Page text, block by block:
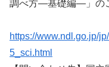
調べ方―基礎編―」の
https://www.ndl.go.jp/
5_sci.html